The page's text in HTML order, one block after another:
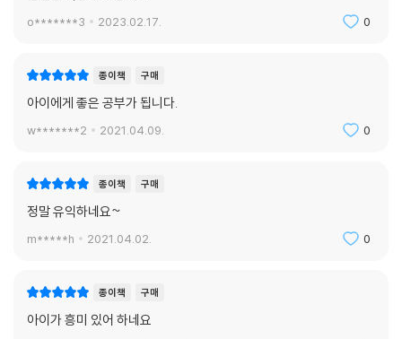
o*******3 2023.02.17. 0
종이책 구매
아이에게 좋은 공부가 됩니다.
w*******2 2021.04.09. 0
종이책 구매
정말 유익하네요~
m*****h 2021.04.02. 0
종이책 구매
아이가 흥미 있어 하네요